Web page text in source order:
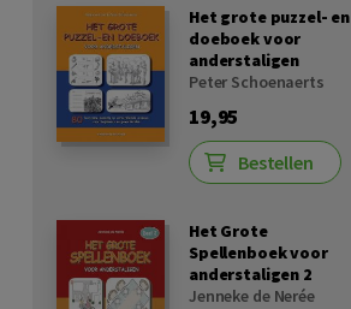
Het grote puzzel- en
doeboek voor
anderstaligen
Peter Schoenaerts
19,95
Bestellen
Het Grote
Spellenboek voor
anderstaligen 2
Jenneke de Nerée